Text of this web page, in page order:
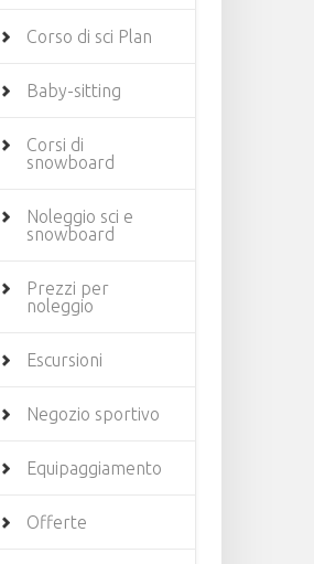
Corso di sci Plan
Baby-sitting
Corsi di
snowboard
Noleggio sci e
snowboard
Prezzi per
noleggio
Escursioni
Negozio sportivo
Equipaggiamento
Offerte